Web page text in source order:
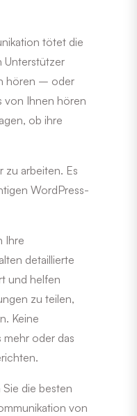
tötet die
Unterstützer
hören – oder
von Ihnen hören
ob ihre
zu arbeiten. Es
WordPress-
Ihre
detaillierte
und helfen
zu teilen,
Keine
mehr oder das
die besten
von